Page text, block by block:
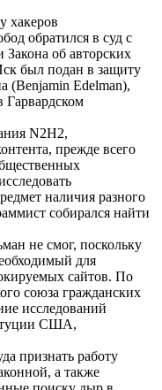
хакеров
обратился в суд с
об авторских
был подан в защиту
(Benjamin Edelman),
Гарвардском
N2H2,
прежде всего
наличия разного
собирался найти
не смог, поскольку
для
сайтов. По
союза гражданских
исследований
США,
признать работу
а также